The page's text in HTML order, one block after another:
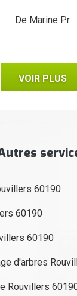
De Marine Pr
VOIR PLUS
60190
60190
60190
d'arbres
Rouvillers